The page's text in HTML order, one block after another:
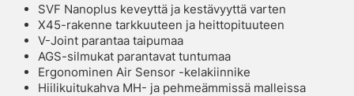
SVF Nanoplus keveyttä ja kestävyyttä varten
X45-rakenne tarkkuuteen ja heittopituuteen
V-Joint parantaa taipumaa
AGS-silmukat parantavat tuntumaa
Ergonominen Air Sensor -kelakiinnike
Hiilikuitukahva MH- ja pehmeämmissä malleissa